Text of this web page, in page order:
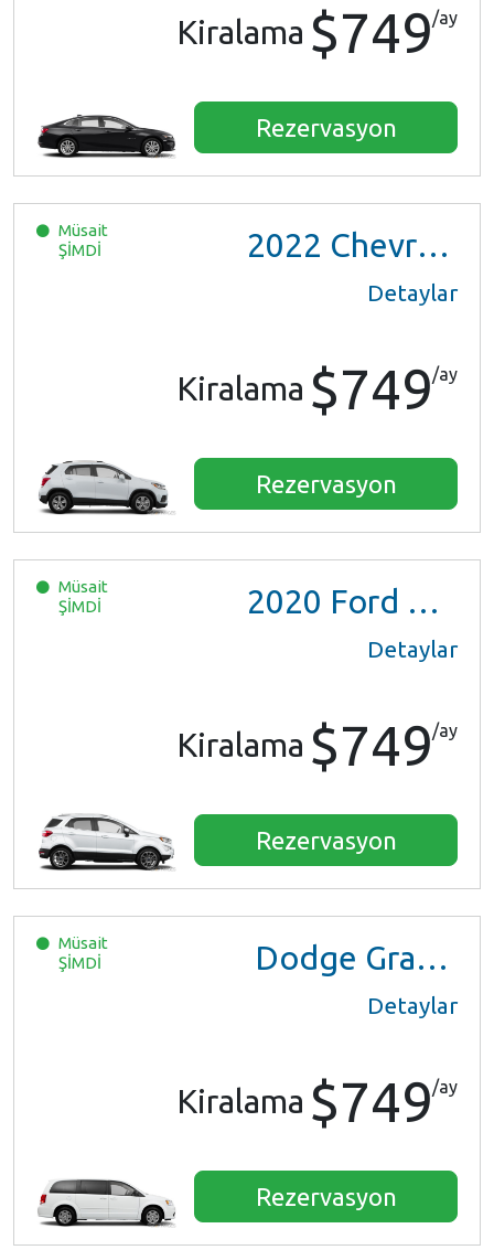
Kiralama $749/ay
Rezervasyon
Müsait
ŞİMDİ
2022 Chevrolet Trax LS
Detaylar
Kiralama $749/ay
Rezervasyon
Müsait
ŞİMDİ
2020 Ford EcoSport
Detaylar
Kiralama $749/ay
Rezervasyon
Müsait
ŞİMDİ
Dodge Grand Caravan
Detaylar
Kiralama $749/ay
Rezervasyon